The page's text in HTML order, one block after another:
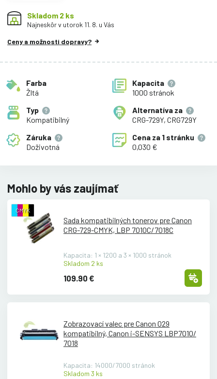
Skladom 2 ks
Najneskôr v utorok 11. 8. u Vás
Ceny a možnosti dopravy?
Farba
Žltá
Kapacita
1000 stránok
Typ
Kompatibilný
Alternatíva za
CRG-729Y, CRG729Y
Záruka
Doživotná
Cena za 1 stránku
0,030 €
Mohlo by vás zaujímať
CMYK
Sada kompatibilných tonerov pre Canon
CRG-729-CMYK, LBP 7010C/7018C
Kapacita: 1 × 1200 a 3 × 1000 stránok
Skladom 2 ks
109.90 €
Zobrazovací valec pre Canon 029
kompatibilný, Canon i-SENSYS LBP7010/
7018
Kapacita: 14000/7000 stránok
Skladom 3 ks